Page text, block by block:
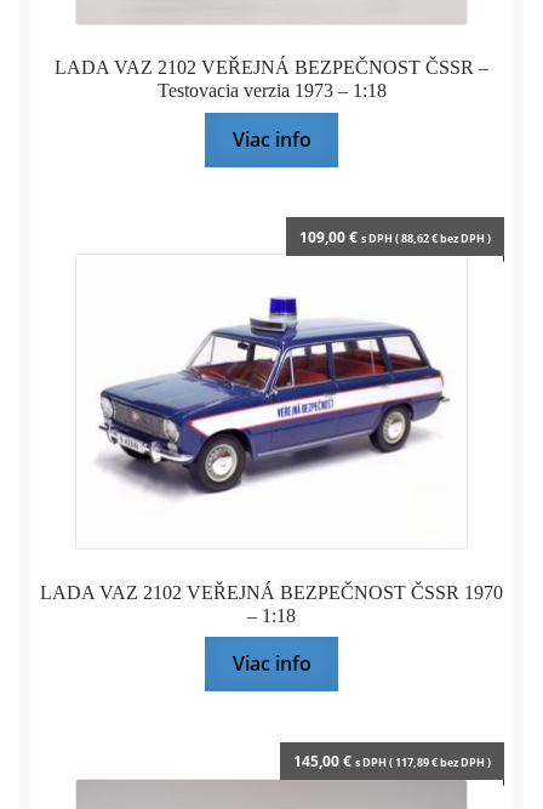
LADA VAZ 2102 VEŘEJNÁ BEZPEČNOST ČSSR –
Testovacia verzia 1973 – 1:18
Viac info
LADA VAZ 2102 VEŘEJNÁ BEZPEČNOST ČSSR 1970
– 1:18
109,00€ s DPH (88,62€bez DPH )
Viac info
145,00€ s DPH (117,89€bez DPH )